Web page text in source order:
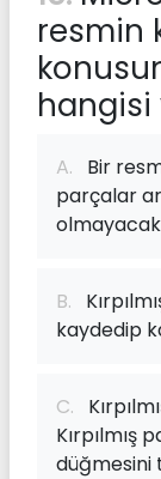
resmin
hangisi
A. Bir
parçalar
B.
kaydedip
C.
Kırpılmış
düğmesini